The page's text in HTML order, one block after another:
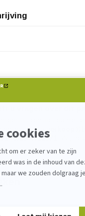
u vragen over dit
gerust contact op met
via
(0)85 4011571 . Wij